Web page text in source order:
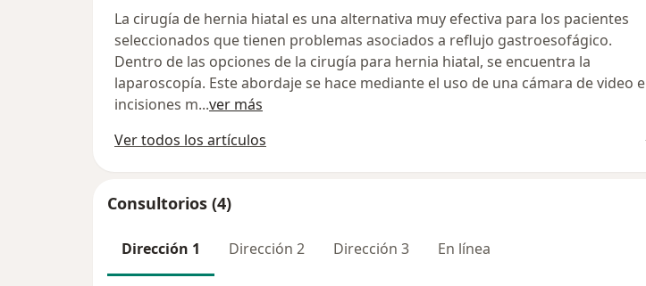
La cirugía de hernia hiatal es una alternativa muy efectiva para los pacientes
seleccionados que tienen problemas asociados a reflujo gastroesofágico.
Dentro de las opciones de la cirugía para hernia hiatal, se encuentra la
laparoscopía. Este abordaje se hace mediante el uso de una cámara de video e
incisiones m...ver más
Ver todos los artículos
Consultorios (4)
Dirección 1 Dirección 2 Dirección 3 En línea